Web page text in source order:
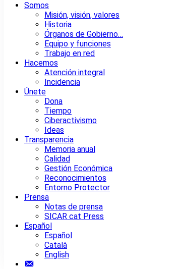
Somos
Misión, visión, valores
Historia
Órganos de Gobierno…
Equipo y funciones
Trabajo en red
Hacemos
Atención integral
Incidencia
Únete
Dona
Tiempo
Ciberactivismo
Ideas
Transparencia
Memoria anual
Calidad
Gestión Económica
Reconocimientos
Entorno Protector
Prensa
Notas de prensa
SICAR cat Press
Español
Español
Català
English
Contacto